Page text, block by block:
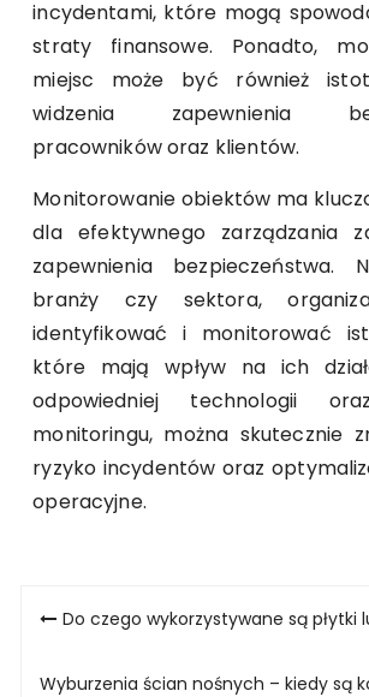
incydentami, które mogą
straty finansowe. Ponadto,
miejsc może być również
widzenia zapewnienia
pracowników oraz klientów.
Monitorowanie obiektów ma
dla efektywnego zarządzania
zapewnienia bezpieczeństwa.
branży czy sektora,
identyfikować i monitorować
które mają wpływ na ich
odpowiedniej technologii
monitoringu, można skutecznie
ryzyko incydentów oraz
operacyjne.
Nawigacja
Do czego wykorzystywane są płytki
Wyburzenia ścian nośnych – kiedy są